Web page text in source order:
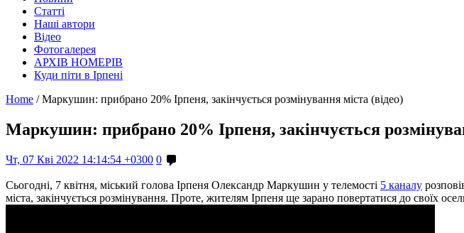
Статті
Наші автори
Відео
Фотогалерея
АРХІВ НОМЕРІВ
Куди піти в Ірпені
Home / Маркушин: прибрано 20% Ірпеня, закінчується розмінування міста (відео)
Маркушин: прибрано 20% Ірпеня, закінчується
Чт, 07 Кві 2022 14:14:54 +0300 0
Сьогодні, 7 квітня, міський голова Ірпеня Олександр Маркушин у телемості 5 каналу
міста, закінчується розмінування. Проте, жителям Ірпеня ще зарано повертатися до своїх